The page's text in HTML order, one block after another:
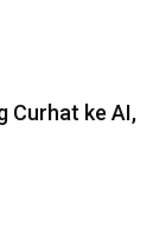
Curhat ke AI,